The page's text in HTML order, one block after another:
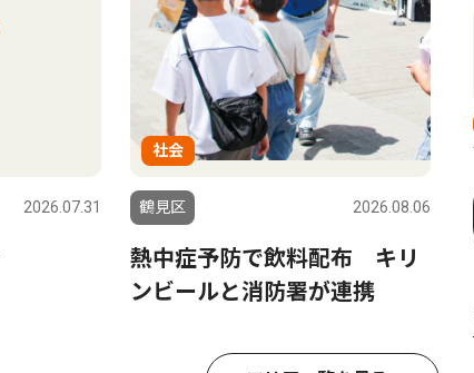
2026.07.31
社会
鶴見区 2026.08.06
熱中症予防で飲料配布 キリ
ンビールと消防署が連携